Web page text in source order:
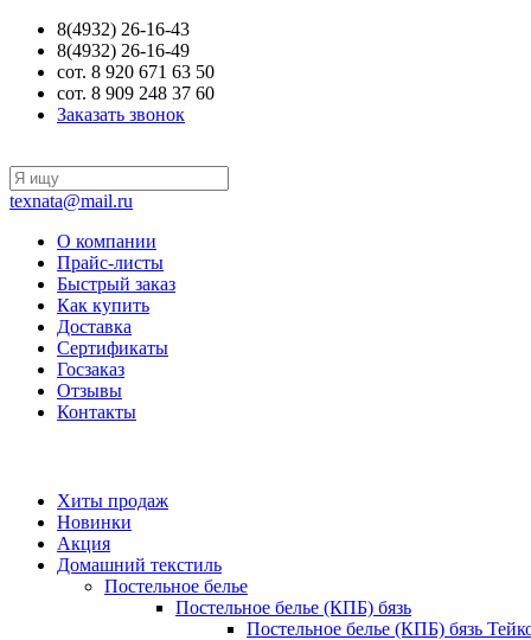
8(4932) 26-16-43
8(4932) 26-16-49
сот. 8 920 671 63 50
сот. 8 909 248 37 60
Заказать звонок
texnata@mail.ru
О компании
Прайс-листы
Быстрый заказ
Как купить
Доставка
Сертификаты
Госзаказ
Отзывы
Контакты
Хиты продаж
Новинки
Акция
Домашний текстиль
Постельное белье
Постельное белье (КПБ) бязь
Постельное белье (КПБ) бязь